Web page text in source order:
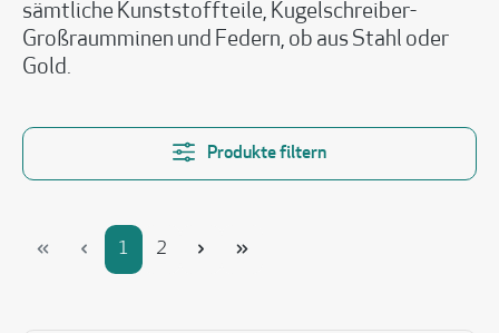
sämtliche Kunststoffteile, Kugelschreiber-
Großraumminen und Federn, ob aus Stahl oder
Gold.
Produkte filtern
Seite
1 Seite
2